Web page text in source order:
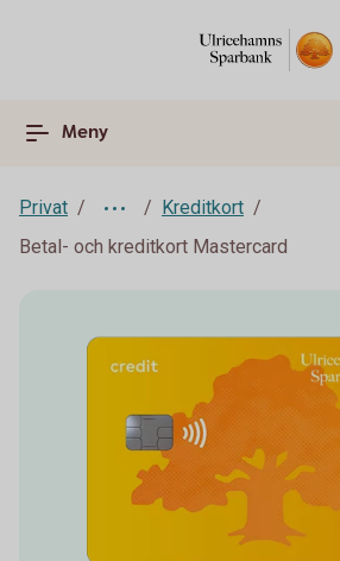
Meny
Privat
Kreditkort
Betal- och kreditkort Mastercard